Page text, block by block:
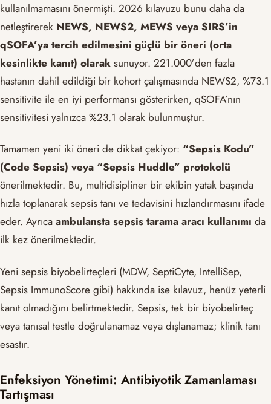
kullanılmamasını önermişti. 2026 kılavuzu bunu daha da
netleştirerek NEWS, NEWS2, MEWS veya SIRS’in
qSOFA’ya tercih edilmesini güçlü bir öneri (orta
kesinlikte kanıt) olarak sunuyor. 221.000’den fazla
hastanın dahil edildiği bir kohort çalışmasında NEWS2, %73.1
sensitivite ile en iyi performansı gösterirken, qSOFA’nın
sensitivitesi yalnızca %23.1 olarak bulunmuştur.
Tamamen yeni iki öneri de dikkat çekiyor: “Sepsis Kodu”
(Code Sepsis) veya “Sepsis Huddle” protokolü
önerilmektedir. Bu, multidisipliner bir ekibin yatak başında
hızla toplanarak sepsis tanı ve tedavisini hızlandırmasını ifade
eder. Ayrıca ambulansta sepsis tarama aracı kullanımı da
ilk kez önerilmektedir.
Yeni sepsis biyobelirteçleri (MDW, SeptiCyte, IntelliSep,
Sepsis ImmunoScore gibi) hakkında ise kılavuz, henüz yeterli
kanıt olmadığını belirtmektedir. Sepsis, tek bir biyobelirteç
veya tanısal testle doğrulanamaz veya dışlanamaz; klinik tanı
esastır.
Enfeksiyon Yönetimi: Antibiyotik Zamanlaması
Tartışması